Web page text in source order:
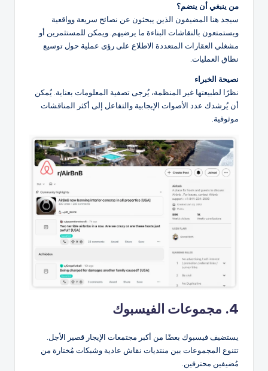
من ينبغي أن ينضم؟
سيجد هنا المضيفون الذين يبحثون عن نصائح سريعة وواقعية
ويستمتعون بالنقاشات البناءة ما يرضيهم. ويمكن للمستثمرين أو
مشغلي العقارات المتعددة الاطلاع على رؤى عملية حول توسيع
نطاق العمليات.
نصيحة الخبراء
نظرًا لطبيعتها غير المنظمة، يُرجى تصفية المعلومات بعناية. يُمكن
أن يُرشدك عدد الأصوات الإيجابية والتفاعل إلى أكثر المناقشات
موثوقية.
4. مجموعات الفيسبوك
يستضيف فيسبوك بعضًا من أكبر مجتمعات الإيجار قصير الأجل.
تتنوع المجموعات بين منتديات نقاش عادية وشبكات مُختارة من
مُضيفين محترفين.